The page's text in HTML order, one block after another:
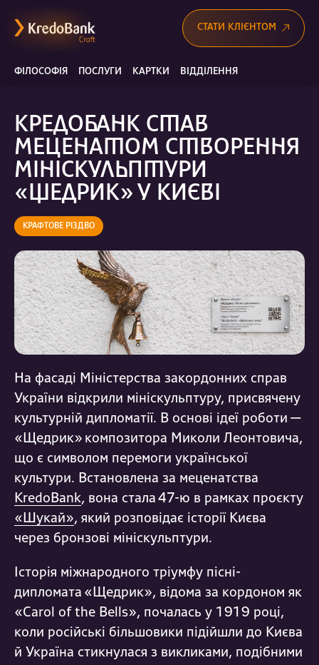
ФІЛОСОФІЯ ПОСЛУГИ КАРТКИ ВІДДІЛЕННЯ
СТАТИ КЛІЄНТОМ
КРЕДОБАНК СТАВ
МЕЦЕНАТОМ СТВОРЕННЯ
МІНІСКУЛЬПТУРИ
«ЩЕДРИК» У КИЄВІ
КРАФТОВЕ РІЗДВО
На фасаді Міністерства закордонних справ
України відкрили мініскульптуру, присвячену
культурній дипломатії. В основі ідеї роботи —
«Щедрик» композитора Миколи Леонтовича,
що є символом перемоги української
культури. Встановлена за меценатства
KredoBank, вона стала 47-ю в рамках проєкту
«Шукай», який розповідає історії Києва
через бронзові мініскульптури.
Історія міжнародного тріумфу пісні-
дипломата «Щедрик», відома за кордоном як
«Carol of the Bells», почалась у 1919 році,
коли російські більшовики підійшли до Києва
й Україна стикнулася з викликами, подібними